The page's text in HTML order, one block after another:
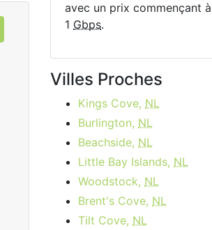
Rogers Ignite Gigabit
$149.99per month
avec un prix commençant à
1 Gbps.
Villes Proches
Kings Cove, NL
Burlington, NL
Beachside, NL
Little Bay Islands, NL
Woodstock, NL
Brent's Cove, NL
Tilt Cove, NL